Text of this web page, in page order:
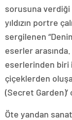
sorusuna verdiği
yıldızın portre
sergilenen
eserler
eserlerinden biri
çiçeklerden
(Secret Garden)’
Öte yandan